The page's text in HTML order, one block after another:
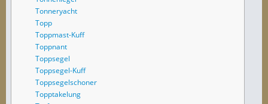
Tonneryacht
Topp
Toppmast-Kuff
Toppnant
Toppsegel
Toppsegel-Kuff
Toppsegelschoner
Topptakelung